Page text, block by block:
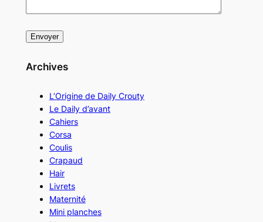
Archives
L’Origine de Daily Crouty
Le Daily d’avant
Cahiers
Corsa
Coulis
Crapaud
Hair
Livrets
Maternité
Mini planches